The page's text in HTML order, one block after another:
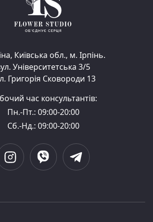
Київська обл., м. Ірпінь.
Університетська 3/5
Григорія Сковороди 13
час консультантів:
Пн.-Пт.: 09:00-20:00
Сб.-Нд.: 09:00-20:00